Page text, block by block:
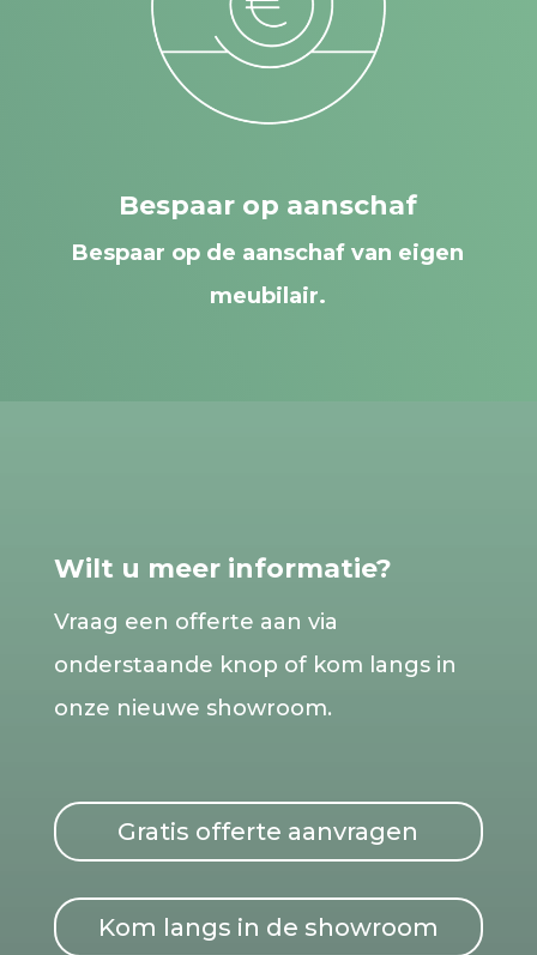
Bespaar op aanschaf
Bespaar op de aanschaf van eigen
meubilair.
Wilt u meer informatie?
Vraag een offerte aan via
onderstaande knop of kom langs in
onze nieuwe showroom.
Gratis offerte aanvragen
Kom langs in de showroom